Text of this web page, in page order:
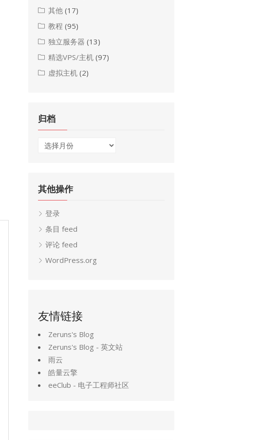
其他 (17)
教程 (95)
独立服务器 (13)
精选VPS/主机 (97)
虚拟主机 (2)
归档
归
其他操作
登录
条目 feed
评论 feed
WordPress.org
友情链接
Zeruns's Blog
Zeruns's Blog - 英文站
雨云
皓量云擎
eeClub - 电子工程师社区